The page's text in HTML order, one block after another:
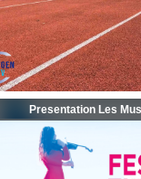
Presentation Les